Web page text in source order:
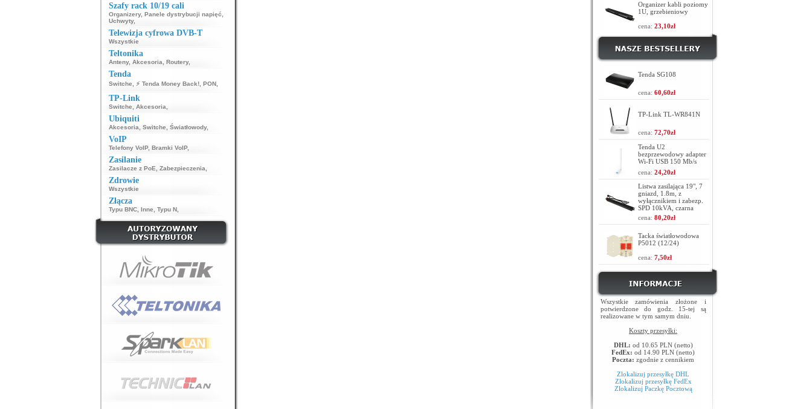
Szafy rack 10/19 cali
Organizery, Panele dystrybucji napięć
Uchwyty,
Telewizja cyfrowa DVB-T
Wszystkie
Teltonika
Anteny, Akcesoria Routery,
Tenda
Switche ⚡ Tenda Money Back!, PON,
TP-Link
Switche Akcesoria
Ubiquiti
Akcesoria Switche Światłowody,
VoIP
Telefony VoIP, Bramki VoIP,
Zasilanie
Zasilacze z PoE Zabezpieczenia
Zdrowie
Wszystkie
Złącza
Typu BNC, Inne Typu N,
Organizer kabli poziomy
1U, grzebieniowy
cena: 23,10zł
Tenda SG108
cena: 60,60zł
TP-Link TL-WR841N
cena: 72,70zł
Tenda U2
bezprzewodowy adapter
Wi-Fi USB 150 Mb/s
cena: 24,20zł
Listwa zasilająca 19", 7
gniazd, 1.8m, z
wyłącznikiem i zabezp.
SPD 10kVA, czarna
cena: 80,20zł
Tacka światłowodowa
P5012 (12/24)
cena: 7,50zł
Wszystkie zamówienia złożone i
potwierdzone do godz. 15-tej są
realizowane w tym samym dniu.
Koszty przesyłki:
DHL: od 10.65 PLN (netto)
FedEx: od 14.90 PLN (netto)
Poczta: zgodnie z cennikiem
Zlokalizuj przesyłkę DHL
Zlokalizuj przesyłkę FedEx
Zlokalizuj Paczkę Pocztową